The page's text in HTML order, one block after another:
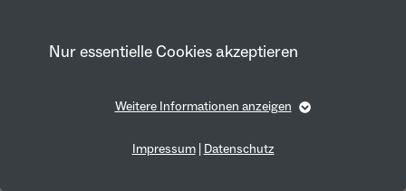
Nur essentielle Cookies akzeptieren
Essentielle Cookies werden für grundlegende Funktionen
Weitere Informationen anzeigen
Impressum Datenschutz
Eröffnungstermins der IGA 2027